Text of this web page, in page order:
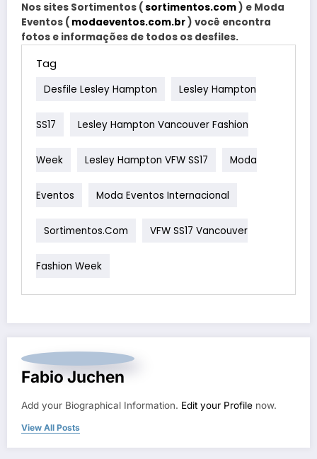
Nos sites Sortimentos (sortimentos.com ) e Moda
Eventos ( modaeventos.com.br ) você encontra
fotos e informações de todos os desfiles.
Tag
Desfile Lesley Hampton Lesley Hampton
SS17 Lesley Hampton Vancouver Fashion
Week Lesley Hampton VFW SS17 Moda
Eventos Moda Eventos Internacional
Sortimentos.com VFW SS17 Vancouver
Fashion Week
Fabio Juchen
Add your Biographical Information. Edit your Profile now.
View All Posts